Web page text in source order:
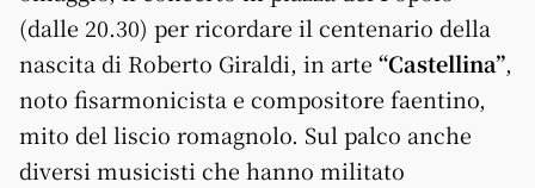
(dalle 20.30) per ricordare il centenario della
nascita di Roberto Giraldi, in arte “Castellina”,
noto fisarmonicista e compositore faentino,
mito del liscio romagnolo. Sul palco anche
diversi musicisti che hanno militato